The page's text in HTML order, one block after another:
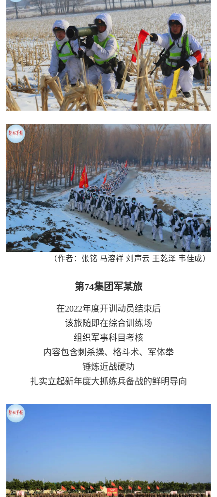
（作者：张铭 马溶祥 刘声云 王乾泽 韦佳成）
第74集团军某旅
在2022年度开训动员结束后
该旅随即在综合训练场
组织军事科目考核
内容包含刺杀操、格斗术、军体拳
锤炼近战硬功
扎实立起新年度大抓练兵备战的鲜明导向